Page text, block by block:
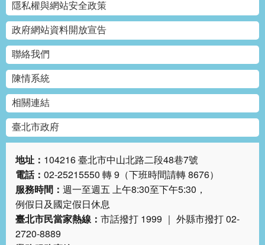
隱私權與網站安全政策
政府網站資料開放宣告
聯絡我們
陳情系統
相關連結
臺北市政府
地址： 104216 臺北市中山北路二段48巷7號
電話： 02-25215550 轉 9（下班時間請轉 8676）
服務時間： 週一至週五 上午8:30至下午5:30，
例假日及國定假日休息
臺北市民當家熱線： 市話撥打 1999 ｜ 外縣市撥打 02-
2720-8889